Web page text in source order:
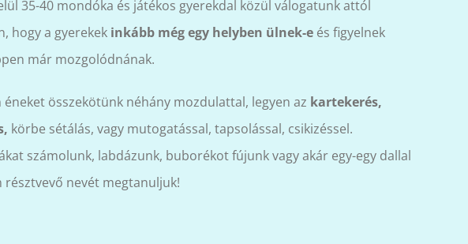
35-40 mondóka és játékos gyerekdal közül válogatunk attól
hogy a gyerekek inkább még egy helyben ülnek-e és figyelnek
már mozgolódnának.
éneket összekötünk néhány mozdulattal, legyen az kartekerés,
körbe sétálás, vagy mutogatással, tapsolással, csikizéssel.
számolunk, labdázunk, buborékot fújunk vagy akár egy-egy dallal
résztvevő nevét megtanuljuk!